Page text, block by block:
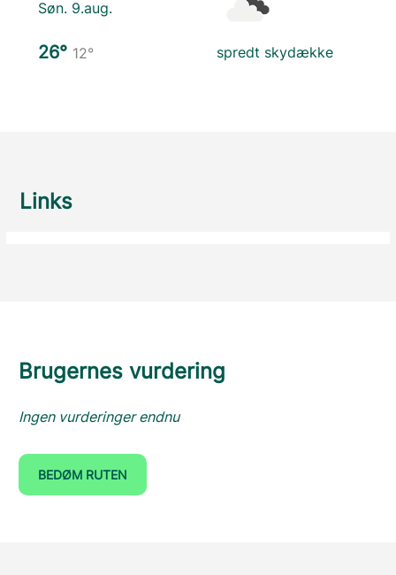
Søn. 9.aug.
26° 12° spredt skydække
Links
Brugernes vurdering
Ingen vurderinger endnu
BEDØM RUTEN